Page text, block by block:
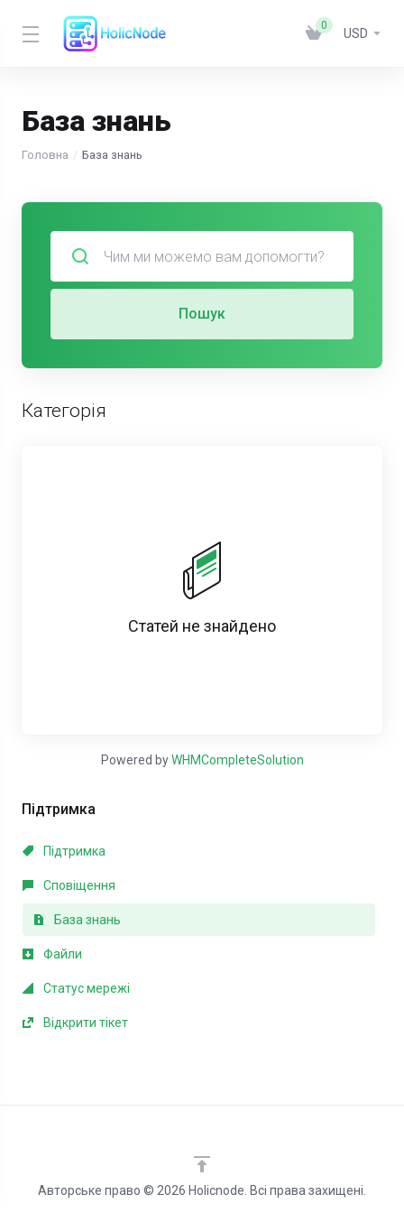
0
USD
База знань
Головна База знань
Підтримка
Підтримка
Сповіщення
База знань
Файли
Статус мережі
Відкрити тікет
Пошук
Категорія
Статей не знайдено
Powered byWHMCompleteSolution
Авторське право © 2026 Holicnode. Всі права захищені.